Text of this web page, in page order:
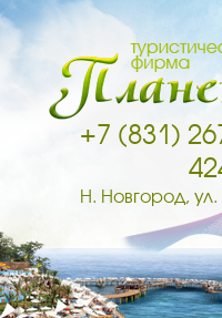
+7 (831)
Н. Новгород,